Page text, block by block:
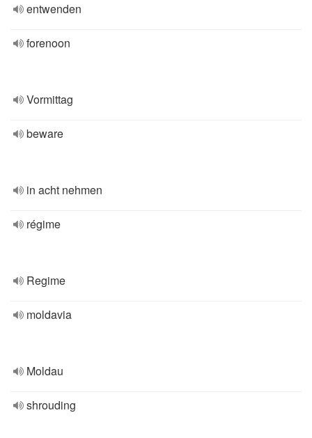
entwenden
forenoon
Vormittag
beware
in acht nehmen
régime
Regime
moldavia
Moldau
shrouding